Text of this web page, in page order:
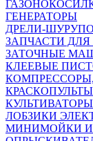
ГЕНЕРАТОРЫ
ДРЕЛИ-
ЗАПЧАСТИ ДЛЯ
ЗАТОЧНЫЕ
КЛЕЕВЫЕ
КРАСКОПУЛЬТЫ
ЛОБЗИКИ
МИНИМОЙКИ